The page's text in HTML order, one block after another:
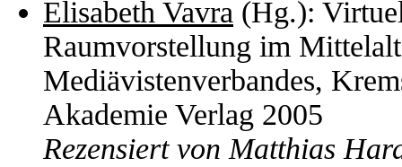
Elisabeth Vavra (Hg.):
Raumvorstellung im
Mediävistenverbandes,
Akademie Verlag 2005
Rezensiert von Matthias